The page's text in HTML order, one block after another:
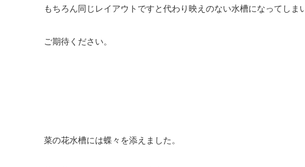
もちろん同じレイアウトですと代わり映えのない水槽になってし
ご期待ください。
菜の花水槽には蝶々を添えました。